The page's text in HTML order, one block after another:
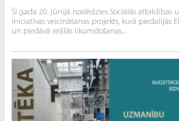
Šī gada 20. jūnijā noslēdzies Sociālās atbildības
iniciatīvas veicināšanas projekts, kurā piedalījās
un piedāvā reālās likumdošanas...